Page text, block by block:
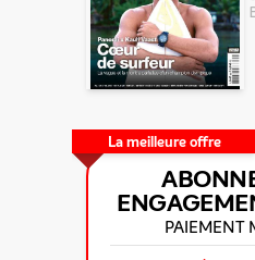
La meilleure offre
PAIEMENT